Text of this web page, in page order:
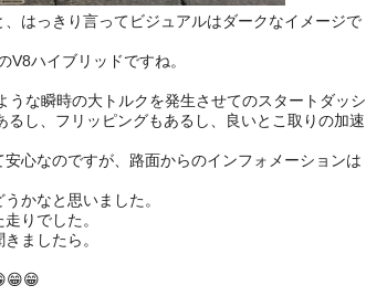
はっきり言ってビジュアルはダークなイメージで
V8ハイブリッドですね。
うな瞬時の大トルクを発生させてのスタートダッシ
るし、フリッピングもあるし、良いとこ取りの加速
心なのですが、路面からのインフォメーションは
かなと思いました。
りでした。
ましたら。